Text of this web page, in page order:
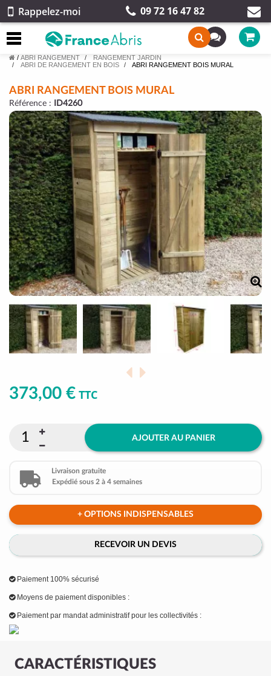
Rappelez-moi 09 72 16 47 82
/ ABRI RANGEMENT
RANGEMENT JARDIN
ABRI DE RANGEMENT EN BOIS
ABRI RANGEMENT BOIS MURAL
ABRI RANGEMENT BOIS MURAL
Référence : ID4260
CARACTÉRISTIQUES
373,00 € TTC
AJOUTER AU PANIER
Livraison gratuite
Expédié sous 2 à 4 semaines
+ OPTIONS INDISPENSABLES
RECEVOIR UN DEVIS
Paiement 100% sécurisé
Moyens de paiement disponibles :
Paiement par mandat administratif pour les collectivités :